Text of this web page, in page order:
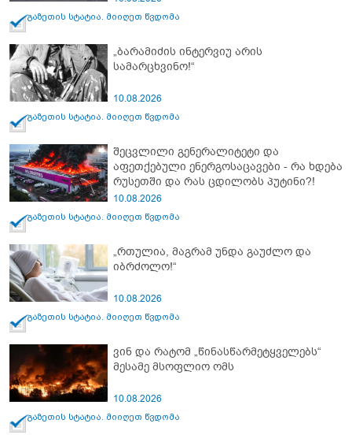
გაზეთის სტატია. მიიღეთ წვდომა
„ბარამიძის ინტერვიუ არის
სამარცხვინო!“
10.08.2026
გაზეთის სტატია. მიიღეთ წვდომა
შეცვლილი გენერალიტეტი და
აფეთქებული ენერგოსაცავები - რა ხდება
რუსეთში და რას ცდილობს პუტინი?!
10.08.2026
გაზეთის სტატია. მიიღეთ წვდომა
„რთულია, მაგრამ უნდა გაუძლო და
იბრძოლო!“
10.08.2026
გაზეთის სტატია. მიიღეთ წვდომა
ვინ და რატომ „წინასწარმეტყველებს“
მესამე მსოფლიო ომს
10.08.2026
გაზეთის სტატია. მიიღეთ წვდომა